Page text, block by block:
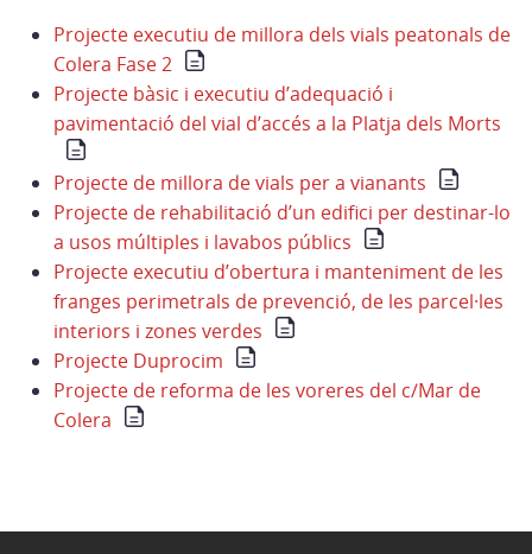
Projecte executiu de millora dels vials peatonals de
Colera Fase 2
Projecte bàsic i executiu d’adequació i
pavimentació del vial d’accés a la Platja dels Morts
Projecte de millora de vials per a vianants
Projecte de rehabilitació d’un edifici per destinar-lo
a usos múltiples i lavabos públics
Projecte executiu d’obertura i manteniment de les
franges perimetrals de prevenció, de les parcel·les
interiors i zones verdes
Projecte Duprocim
Projecte de reforma de les voreres del c/Mar de
Colera